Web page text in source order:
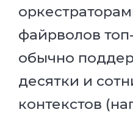
файрволов
обычно
десятки и
контекстов